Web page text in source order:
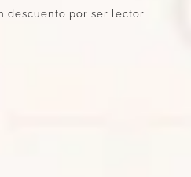
descuento por ser lector